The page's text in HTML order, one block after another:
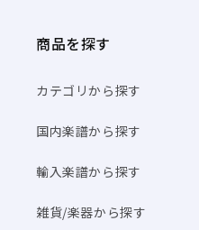
商品を探す
カテゴリから探す
国内楽譜から探す
輸入楽譜から探す
雑貨/楽器から探す